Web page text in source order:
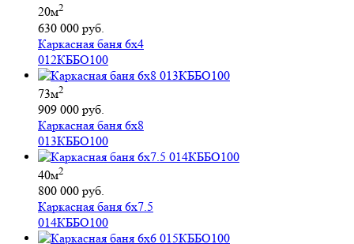
20м2
630 000 руб.
Каркасная баня 6х4
012КББО100
73м2
909 000 руб.
Каркасная баня 6х8
013КББО100
40м2
800 000 руб.
Каркасная баня 6х7.5
014КББО100